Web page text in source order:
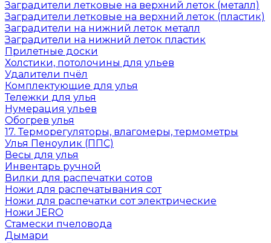
Заградители летковые на верхний леток (металл)
Заградители летковые на верхний леток (пластик)
Заградители на нижний леток металл
Заградители на нижний леток пластик
Прилетные доски
Холстики, потолочины для ульев
Удалители пчёл
Комплектующие для улья
Тележки для улья
Нумерация ульев
Обогрев улья
17. Терморегуляторы, влагомеры, термометры
Улья Пеноулик (ППС)
Весы для улья
Инвентарь ручной
Вилки для распечатки сотов
Ножи для распечатывания сот
Ножи для распечатки сот электрические
Ножи JERO
Стамески пчеловода
Дымари